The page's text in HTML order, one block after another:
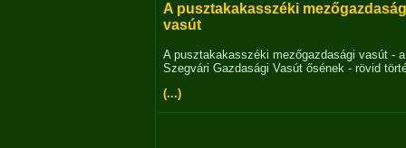
A pusztakakasszéki
vasút
A pusztakakasszéki mezőgazdasági vasút - a
Szegvári Gazdasági Vasút ősének - rövid
(...)